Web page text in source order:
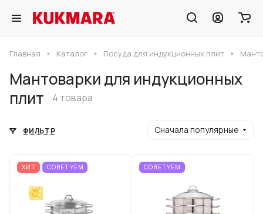
Главная Каталог Посуда для индукционных плит
Мантоварки для индукционных
плит
4 товара
ФИЛЬТР Сначала популярные
ХИТ СОВЕТУЕМ СОВЕТУЕМ